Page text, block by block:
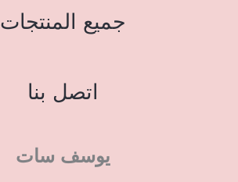
جميع المنتجات
اتصل بنا
يوسف سات